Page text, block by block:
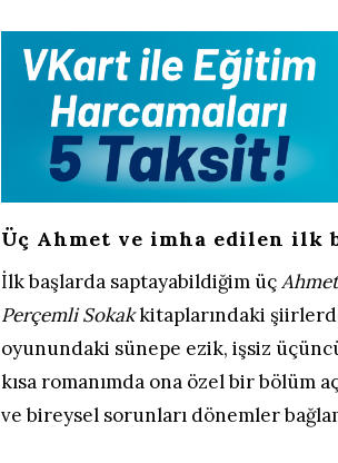
Üç Ahmet ve imha edilen ilk
İlk başlarda saptayabildiğim üç
Perçemli Sokakkitaplarındaki
oyunundaki sünepe ezik, işsiz
kısa romanımda ona özel bir bölüm
ve bireysel sorunları dönemler